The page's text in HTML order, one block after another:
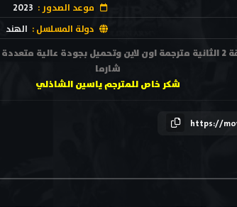
موعد الصدور : 2023
دولة المسلسل : الهند
شارما
شكر خاص للمترجم ياسين الشاذلي
https://